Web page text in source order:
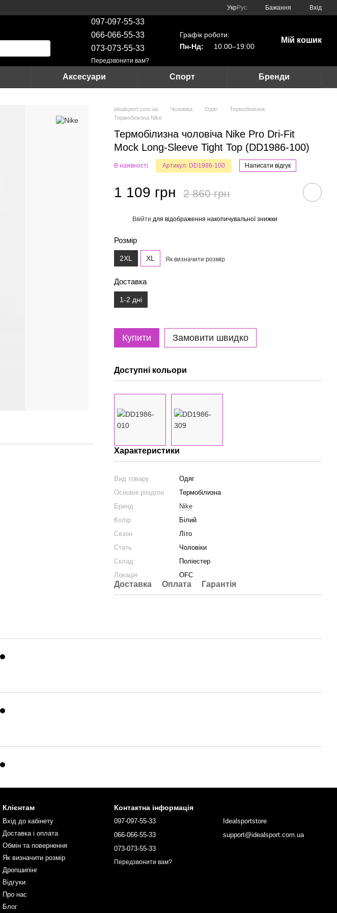
УкрРус Бажання Вхід
097-097-55-33
066-066-55-33
073-073-55-33
Передзвонити вам?
Графік роботи:
Пн-Нд:
10.00–19:00
Мій кошик
Аксесуари Спорт Бренди
idealsport.com.ua Чоловіки Одяг
Термобілизна
Термобілизна Nike
Термобілизна чоловіча Nike Pro Dri-Fit
Mock Long-Sleeve Tight Top (DD1986-100)
В наявності Артикул: DD1986-100 Написати відгук
1 109 грн 2 860 грн
Ввійти для відображення накопичувальної знижки
Розмір
2XL XL Як визначити розмір
Доставка
1-2 дні
Купити Замовити швидко
Доступні кольори
Характеристики
Вид товару
Одяг
Основні розділи
Термобілизна
Бренд
Nike
Колір
Білий
Сезон
Літо
Стать
Чоловіки
Склад
Поліестер
Локація
OFC
Доставка Оплата Гарантія
Клієнтам
Вхід до кабінету
Доставка і оплата
Обмін та повернення
Як визначити розмір
Дропшипінг
Відгуки
Про нас
Блог
Контактна інформація
097-097-55-33
066-066-55-33
073-073-55-33
Передзвонити вам?
Idealsportstore
support@idealsport.com.ua